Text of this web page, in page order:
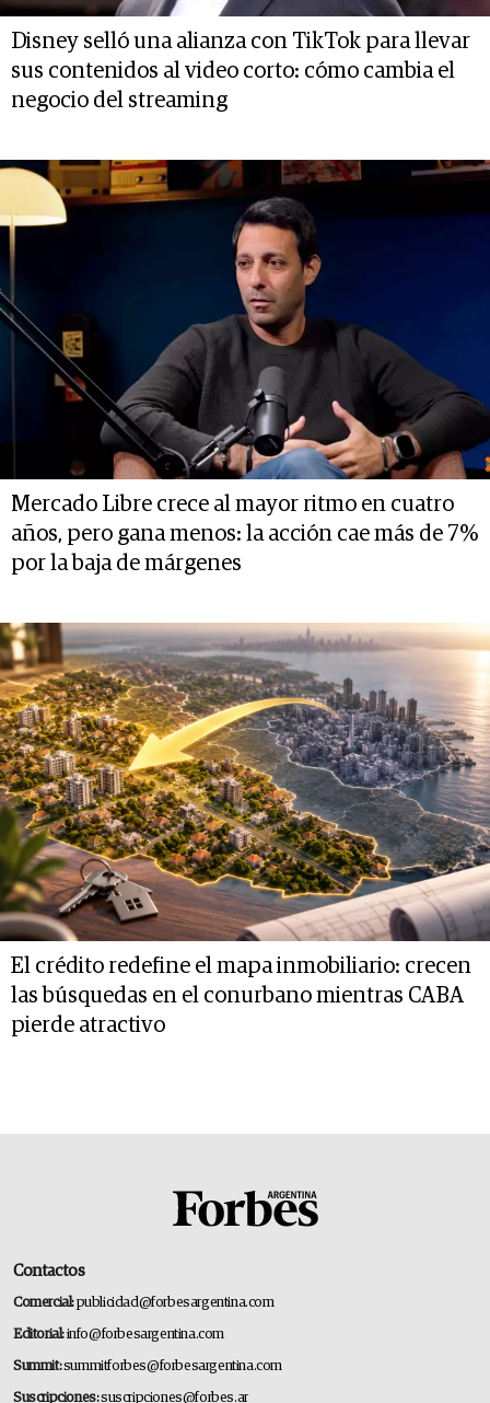
Disney selló una alianza con TikTok para llevar
sus contenidos al video corto: cómo cambia el
negocio del streaming
Mercado Libre crece al mayor ritmo en cuatro
años, pero gana menos: la acción cae más de 7%
por la baja de márgenes
El crédito redefine el mapa inmobiliario: crecen
las búsquedas en el conurbano mientras CABA
pierde atractivo
Contactos
Comercial:publicidad@forbesargentina.com
Editorial:info@forbesargentina.com
Summit:summitforbes@forbesargentina.com
Suscripciones:suscripciones@forbes.ar